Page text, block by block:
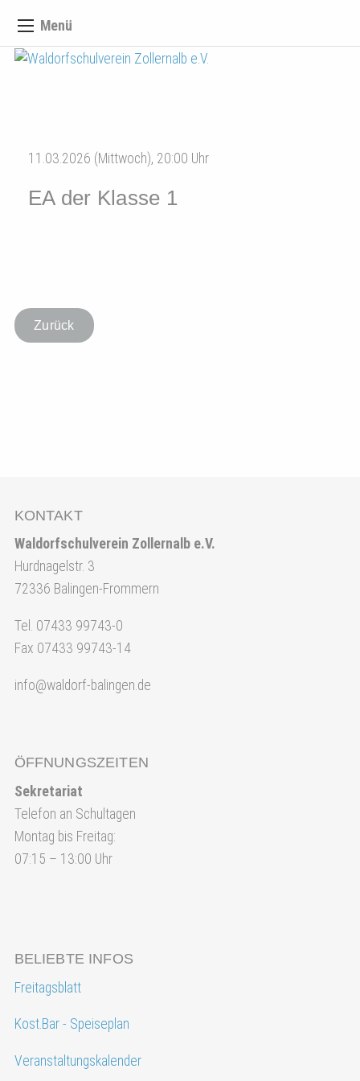
Menü
11.03.2026 (Mittwoch), 20:00 Uhr
EA der Klasse 1
Zurück
KONTAKT
Waldorfschulverein Zollernalb e.V.
Hurdnagelstr. 3
72336 Balingen-Frommern
Tel. 07433 99743-0
Fax 07433 99743-14
info@waldorf-balingen.de
ÖFFNUNGSZEITEN
Sekretariat
Telefon an Schultagen
Montag bis Freitag:
07:15 – 13:00 Uhr
BELIEBTE INFOS
Freitagsblatt
Kost.Bar - Speiseplan
Veranstaltungskalender